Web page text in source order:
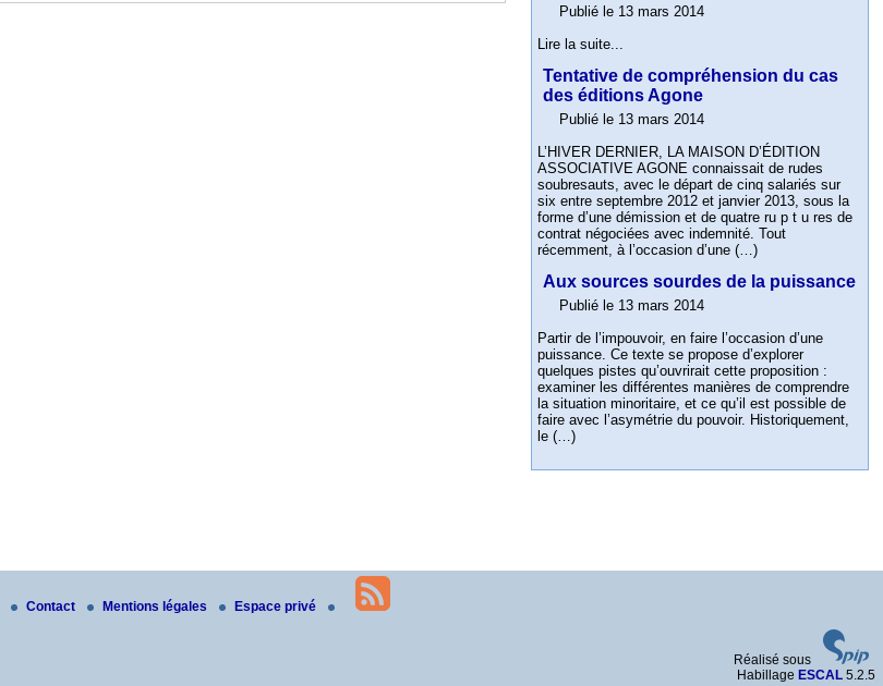
Publié le 13 mars 2014
Lire la suite...
Tentative de compréhension du cas
des éditions Agone
Publié le 13 mars 2014
L’HIVER DERNIER, LA MAISON D’ÉDITION
ASSOCIATIVE AGONE connaissait de rudes
soubresauts, avec le départ de cinq salariés sur
six entre septembre 2012 et janvier 2013, sous la
forme d’une démission et de quatre ru p t u res de
contrat négociées avec indemnité. Tout
récemment, à l’occasion d’une (…)
Aux sources sourdes de la puissance
Publié le 13 mars 2014
Partir de l’impouvoir, en faire l’occasion d’une
puissance. Ce texte se propose d’explorer
quelques pistes qu’ouvrirait cette proposition :
examiner les différentes manières de comprendre
la situation minoritaire, et ce qu’il est possible de
faire avec l’asymétrie du pouvoir. Historiquement,
le (…)
Contact Mentions légales Espace privé
Réalisé sous
Habillage ESCAL5.2.5